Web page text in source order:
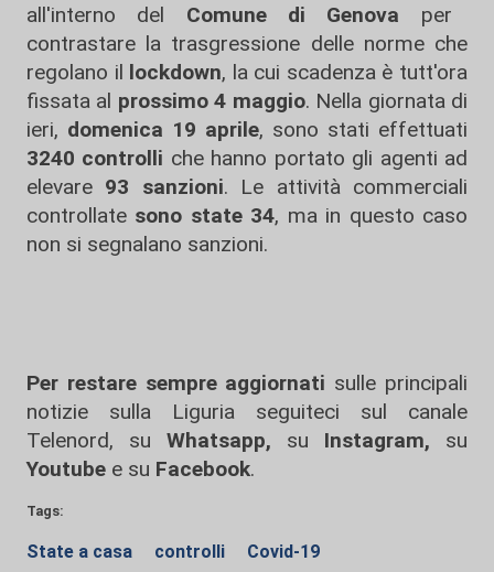
all'interno del Comune di Genova per
contrastare la trasgressione delle norme che
regolano il lockdown, la cui scadenza è tutt'ora
fissata al prossimo 4 maggio. Nella giornata di
ieri, domenica 19 aprile, sono stati effettuati
3240 controlli che hanno portato gli agenti ad
elevare 93 sanzioni. Le attività commerciali
controllate sono state 34, ma in questo caso
non si segnalano sanzioni.
Per restare sempre aggiornati sulle principali
notizie sulla Liguria seguiteci sul canale
Telenord, su
Whatsapp, su Instagram, su
Youtube e su Facebook.
Tags:
State a casa controlli Covid-19